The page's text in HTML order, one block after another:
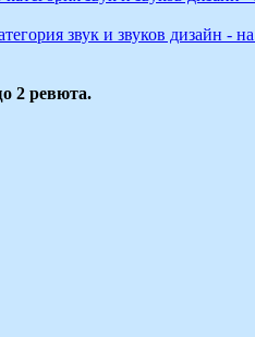
звук и звуков дизайн -
2 ревюта.